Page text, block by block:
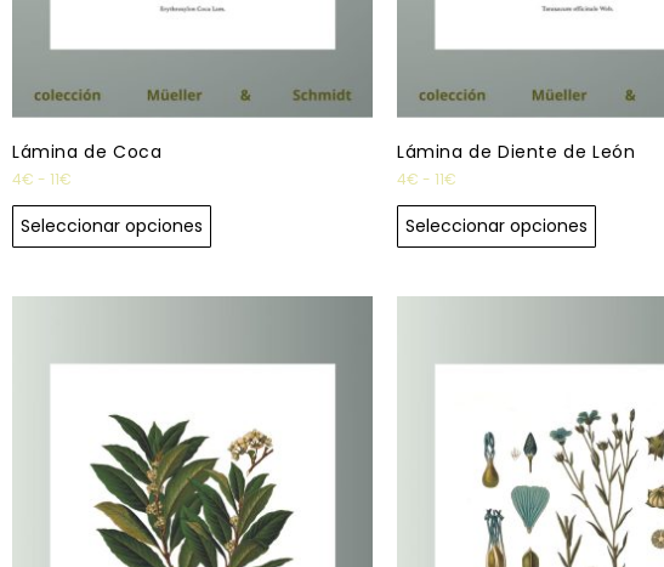
Lámina de Coca
4€ - 11€
Seleccionar opciones
Lámina de Diente de León
4€ - 11€
Seleccionar opciones